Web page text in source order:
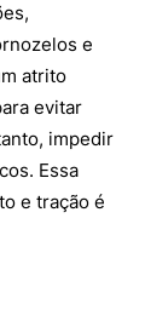
e
atrito
evitar
impedir
Essa
e tração é